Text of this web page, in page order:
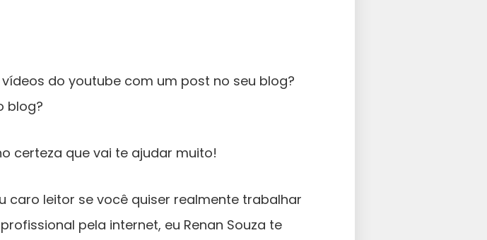
do youtube com um post no seu blog?
blog?
certeza que vai te ajudar muito!
caro leitor se você quiser realmente trabalhar
pela internet, eu Renan Souza te